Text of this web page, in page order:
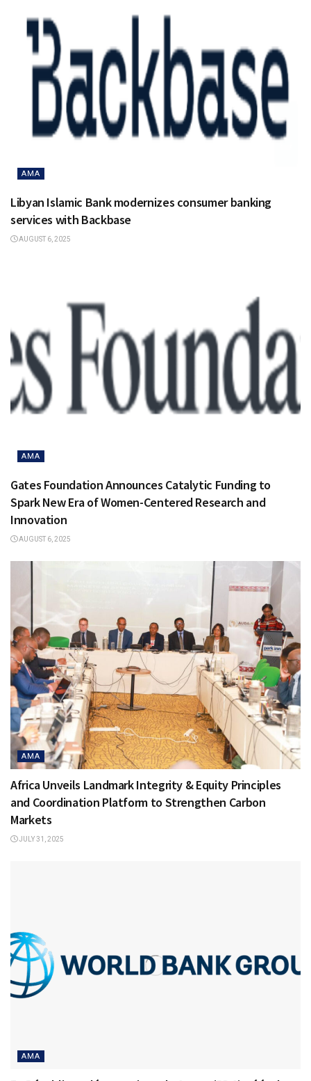
AMA
Libyan Islamic Bank modernizes consumer banking
services with Backbase
AUGUST 6, 2025
AMA
Gates Foundation Announces Catalytic Funding to
Spark New Era of Women-Centered Research and
Innovation
AUGUST 6, 2025
AMA
Africa Unveils Landmark Integrity & Equity Principles
and Coordination Platform to Strengthen Carbon
Markets
JULY 31, 2025
AMA